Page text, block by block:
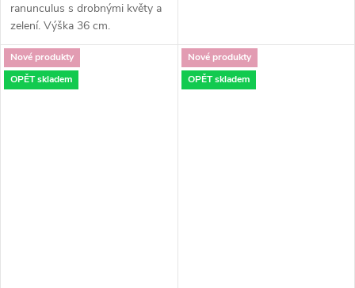
ranunculus s drobnými květy a
zelení. Výška 36 cm.
Nové produkty
OPĚT skladem
Nové produkty
OPĚT skladem